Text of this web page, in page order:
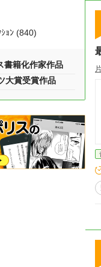
ｼｮﾝ (840)
書籍化作家作品
大賞受賞作品